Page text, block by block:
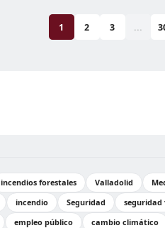
1 2 3 ...
incendios forestales Valladolid
incendio Seguridad seguridad
empleo público cambio climático